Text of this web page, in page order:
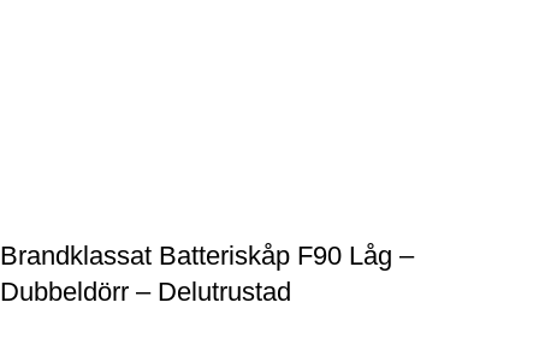
Brandklassat Batteriskåp F90 Låg –
Dubbeldörr – Delutrustad